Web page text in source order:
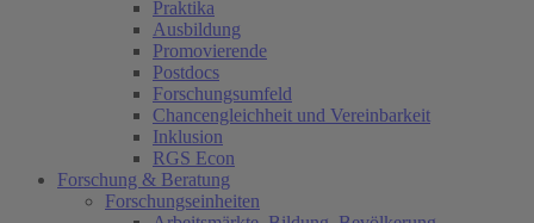
Praktika
Ausbildung
Promovierende
Postdocs
Forschungsumfeld
Chancengleichheit und Vereinbarkeit
Inklusion
RGS Econ
Forschung & Beratung
Forschungseinheiten